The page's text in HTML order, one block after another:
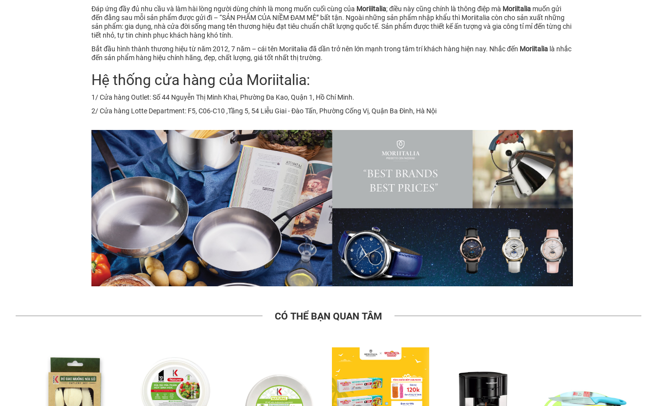
Đáp ứng đầy đủ nhu cầu và làm hài lòng người dùng chính là mong muốn cuối cùng của Moriiitalia; điều này cũng chính là thông điệp mà Moriitalia muốn gửi
đến đằng sau mỗi sản phẩm được gửi đi – “SẢN PHẨM CỦA NIỀM ĐAM MÊ” bất tận. Ngoài những sản phẩm nhập khẩu thì Moriitalia còn cho sản xuất những
sản phẩm: gia dụng, nhà cửa đời sống mang tên thương hiệu đạt tiêu chuẩn chất lượng quốc tế. Sản phẩm được thiết kế ấn tượng và gia công tỉ mỉ đến từng chi
tiết nhỏ, tự tin chinh phục khách hàng khó tính.
Bắt đầu hình thành thương hiệu từ năm 2012, 7 năm – cái tên Moriitalia đã dần trở nên lớn mạnh trong tâm trí khách hàng hiện nay. Nhắc đến Moriitalia là nhắc
đến sản phẩm hàng hiệu chính hãng, đẹp, chất lượng, giá tốt nhất thị trường.
Hệ thống cửa hàng của Moriitalia:
1/ Cửa hàng Outlet: Số 44 Nguyễn Thị Minh Khai, Phường Đa Kao, Quận 1, Hồ Chí Minh.
2/ Cửa hàng Lotte Department: F5, C06-C10 ,Tầng 5, 54 Liễu Giai - Đào Tấn, Phường Cống Vị, Quận Ba Đình, Hà Nội
CÓ THỂ BẠN QUAN TÂM